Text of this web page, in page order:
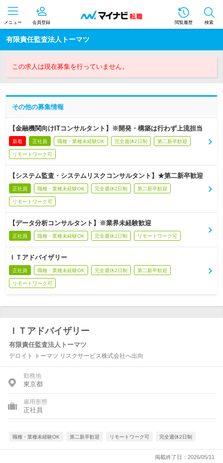
メニュー 会員登録 閲覧履歴 検索
有限責任監査法人トーマツ
この求人は現在募集を行っていません。
その他の募集情報
【金融機関向けITコンサルタント】※開発・構築は行わず上流担当
新着 正社員 職種・業種未経験OK 完全週休2日制 第二新卒歓迎
リモートワーク可
【システム監査・システムリスクコンサルタント】★第二新卒歓迎
正社員 職種・業種未経験OK 完全週休2日制 第二新卒歓迎
リモートワーク可
【データ分析コンサルタント】※業界未経験歓迎
正社員 職種・業種未経験OK 完全週休2日制 リモートワーク可
ＩＴアドバイザリー
正社員 職種・業種未経験OK 完全週休2日制 第二新卒歓迎
リモートワーク可
ＩＴアドバイザリー
有限責任監査法人トーマツ
デロイト トーマツ リスクサービス株式会社へ出向
勤務地
東京都
雇用形態
正社員
職種・業種未経験OK 第二新卒歓迎 リモートワーク可 完全週休2日制
掲載終了日：2026/05/11